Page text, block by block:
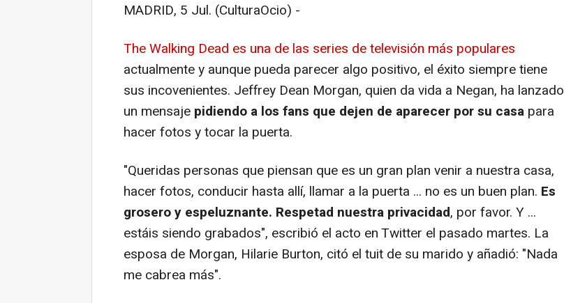
MADRID, 5 Jul. (CulturaOcio) -
The Walking Dead es una de las series de televisión más populares
actualmente y aunque pueda parecer algo positivo, el éxito siempre tiene
sus incovenientes. Jeffrey Dean Morgan, quien da vida a Negan, ha lanzado
un mensaje pidiendo a los fans que dejen de aparecer por su casa para
hacer fotos y tocar la puerta.
"Queridas personas que piensan que es un gran plan venir a nuestra casa,
hacer fotos, conducir hasta allí, llamar a la puerta ... no es un buen plan. Es
grosero y espeluznante. Respetad nuestra privacidad, por favor. Y ...
estáis siendo grabados", escribió el acto en Twitter el pasado martes. La
esposa de Morgan, Hilarie Burton, citó el tuit de su marido y añadió: "Nada
me cabrea más".